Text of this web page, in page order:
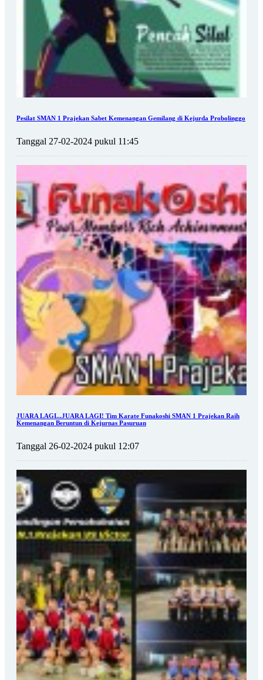
Pesilat SMAN 1 Prajekan Sabet Kemenangan Gemilang di Kejurda Probolinggo
Tanggal 27-02-2024 pukul 11:45
JUARA LAGI...JUARA LAGI! Tim Karate Funakoshi SMAN 1 Prajekan Raih
Kemenangan Beruntun di Kejurnas Pasuruan
Tanggal 26-02-2024 pukul 12:07